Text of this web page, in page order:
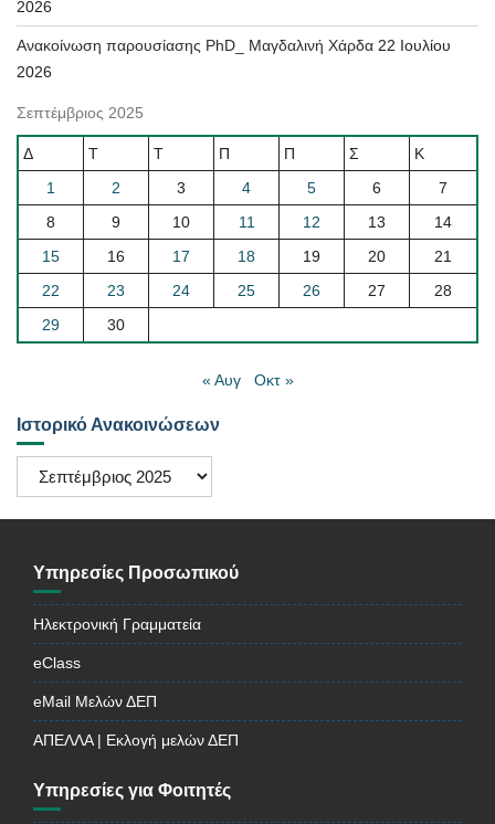
2026
Ανακοίνωση παρουσίασης PhD_ Μαγδαλινή Χάρδα 22 Ιουλίου
2026
Σεπτέμβριος 2025
Δ Τ Τ Π Π Σ
Κ
1
2 3 4 5 6
7
8
9 10 11 12 13
14
15
16 17 18 19 20
21
22
23 24 25 26 27
28
29
30
« Αυγ Οκτ »
Ιστορικό Ανακοινώσεων
Ιστορικό
Ανακοινώσεων
Υπηρεσίες Προσωπικού
Ηλεκτρονική Γραμματεία
eClass
eMail Μελών ΔΕΠ
ΑΠΕΛΛΑ | Εκλογή μελών ΔΕΠ
Υπηρεσίες για Φοιτητές